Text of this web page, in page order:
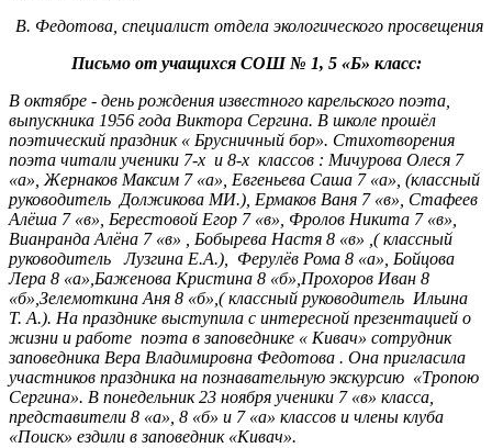
В. Федотова, специалист отдела экологического просвещения
Письмо от учащихся СОШ № 1, 5 «Б» класс:
В октябре - день рождения известного карельского поэта,
выпускника 1956 года Виктора Сергина. В школе прошёл
поэтический праздник « Брусничный бор». Стихотворения
поэта читали ученики 7-х и 8-х классов : Мичурова Олеся 7
«а», Жернаков Максим 7 «а», Евгеньева Саша 7 «а», (классный
руководитель Должикова МИ.), Ермаков Ваня 7 «в», Стафеев
Алёша 7 «в», Берестовой Егор 7 «в», Фролов Никита 7 «в»,
Вианранда Алёна 7 «в» , Бобырева Настя 8 «в» ,( классный
руководитель Лузгина Е.А.), Ферулёв Рома 8 «а», Бойцова
Лера 8 «а»,Баженова Кристина 8 «б»,Прохоров Иван 8
«б»,Зелемоткина Аня 8 «б»,( классный руководитель Ильина
Т. А.). На празднике выступила с интересной презентацией о
жизни и работе поэта в заповеднике « Кивач» сотрудник
заповедника Вера Владимировна Федотова . Она пригласила
участников праздника на познавательную экскурсию «Тропою
Сергина». В понедельник 23 ноября ученики 7 «в» класса,
представители 8 «а», 8 «б» и 7 «а» классов и члены клуба
«Поиск» ездили в заповедник «Кивач».